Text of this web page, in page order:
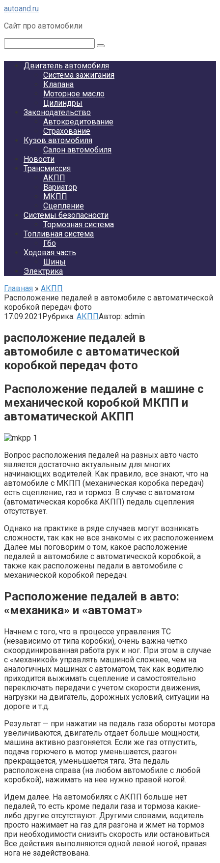
Перейти
контенту
autoand.ru
Сайт про автомобили
Двигатель автомобиля
Система зажигания
Клапана
Моторное масло
Цилиндры
Законодательство
Автокредитование
Страхование
Кузов автомобиля
Салон автомобиля
Новости
Трансмиссия
АКПП
Вариатор
МКПП
Сцепление
Системы безопасности
Тормозная система
Топливная система
Гбо
Ходовая часть
Шины
Электрика
Главная » АКПП
Расположение педалей в автомобиле с автоматической
коробкой передач фото
17.09.2021Рубрика: АКППАвтор: admin
расположение педалей в
автомобиле с автоматической
коробкой передач фото
Расположение педалей в машине с
механической коробкой МКПП и
автоматической АКПП
Вопрос расположения педалей на разных авто часто
является достаточно актуальным для многих
начинающих водителей. Как правило, все знают, что на
автомобиле с МКПП (механическая коробка передач)
есть сцепление, газ и тормоз. В случае с автоматом
(автоматическая коробка АКПП) педаль сцепления
отсутствует.
Однако на практике в ряде случаев могут возникать
сложности, так как не все знакомы с их расположением.
Далее мы поговорим о том, какое расположение
педалей в автомобиле с автоматической коробкой, а
также как расположены педали в автомобиле с
механической коробкой передач.
Расположение педалей в авто:
«механика» и «автомат»
Начнем с того, что в процессе управления ТС
(независимо от типа коробки), очень важна четко
скоординированная работа рук и ног. При этом в случае
с «механикой» управлять машиной сложнее, чем на
аналогичных машинах с автоматом, так как водителю
приходится выжимать сцепление и самостоятельно
переключать передачи с учетом скорости движения,
нагрузки на двигатель, дорожных условий, ситуации на
дороге и т.д.
Результат — при нажатии на педаль газа обороты мотора
увеличиваются, двигатель отдает больше мощности,
машина активно разгоняется. Если же газ отпустить,
подача горючего в мотор уменьшается, разгон
прекращается, уменьшается тяга. Эта педаль
расположена справа (на любом автомобиле с любой
коробкой), нажимать на нее нужно правой ногой.
Идем далее. На автомобилях с АКПП больше нет
педалей, то есть кроме педали газа и тормоза какие-
либо другие отсутствуют. Другими словами, водитель
просто нажимает на газ для разгона и жмет на тормоз
при необходимости снизить скорость или остановиться.
Все действия выполняются одной левой ногой, правая
нога не задействована.